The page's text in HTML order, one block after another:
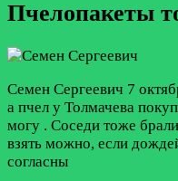
Пчелопакеты
Семен Сергеевич 7
а пчел у Толмачева
могу . Соседи тоже
взять можно, если
согласны